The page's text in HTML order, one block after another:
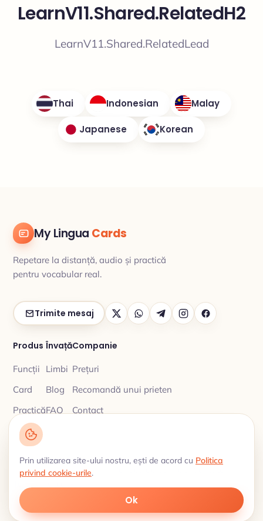
LearnV11.Shared.RelatedH2
LearnV11.Shared.RelatedLead
Thai Indonesian Malay
Japanese Korean
My Lingua Cards
Repetare la distanță, audio și practică
pentru vocabular real.
Trimite mesaj
Produs
Funcții
Card
Practică
Învață
Limbi
Blog
FAQ
Companie
Prețuri
Recomandă unui prieten
Contact
© 2026 My Lingua Cards ·
Vocabular spațial · Limbi 18
Prin utilizarea site-ului nostru, ești de acord cu Politica
privind cookie-urile.
Ok